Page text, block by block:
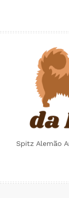
content
Spitz Alemão